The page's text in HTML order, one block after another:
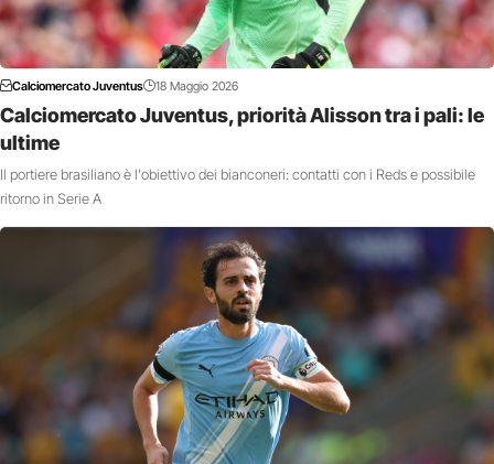
Calciomercato Juventus 18 Maggio 2026
Calciomercato Juventus, priorità Alisson tra i pali: le
ultime
Il portiere brasiliano è l'obiettivo dei bianconeri: contatti con i Reds e possibile
ritorno in Serie A